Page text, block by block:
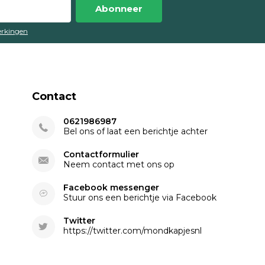
gebruik. Hieronder een overzicht
Abonneer
Contact
0621986987
Bel ons of laat een berichtje achter
Contactformulier
Neem contact met ons op
Facebook messenger
Stuur ons een berichtje via Facebook
Twitter
https://twitter.com/mondkapjesnl